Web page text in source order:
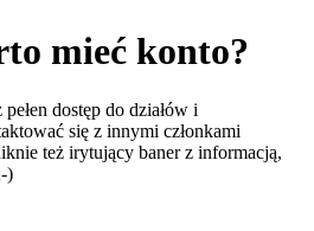
mieć konto?
pełen dostęp do działów i
się z innymi członkami
też irytujący baner z informacją,
)